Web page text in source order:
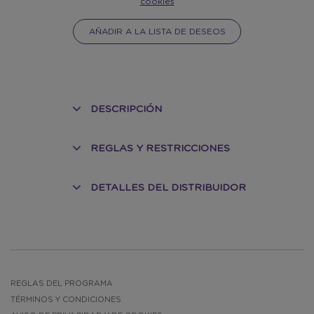
AÑADIR A LA LISTA DE DESEOS
DESCRIPCIÓN
REGLAS Y RESTRICCIONES
DETALLES DEL DISTRIBUIDOR
REGLAS DEL PROGRAMA
TÉRMINOS Y CONDICIONES